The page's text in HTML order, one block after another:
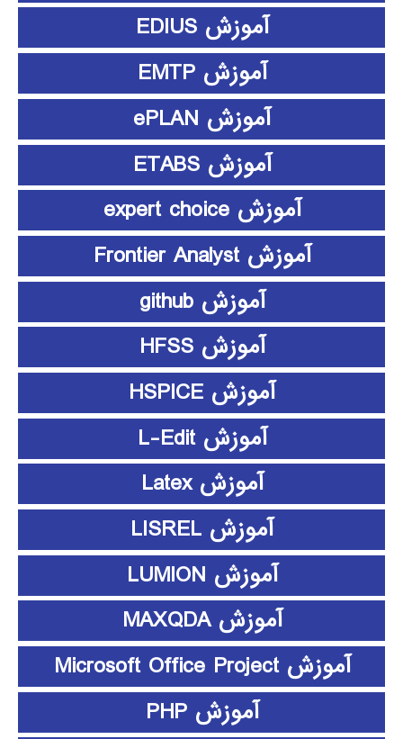
آموزش EDIUS
آموزش EMTP
آموزش ePLAN
آموزش ETABS
آموزش expert choice
آموزش Frontier Analyst
آموزش github
آموزش HFSS
آموزش HSPICE
آموزش L-Edit
آموزش Latex
آموزش LISREL
آموزش LUMION
آموزش MAXQDA
آموزش Microsoft Office Project
آموزش PHP